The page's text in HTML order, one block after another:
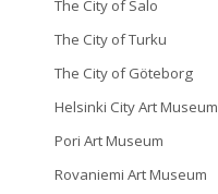
The City of Salo
The City of Turku
The City of Göteborg
Helsinki City Art Museum
Pori Art Museum
Rovaniemi Art Museum